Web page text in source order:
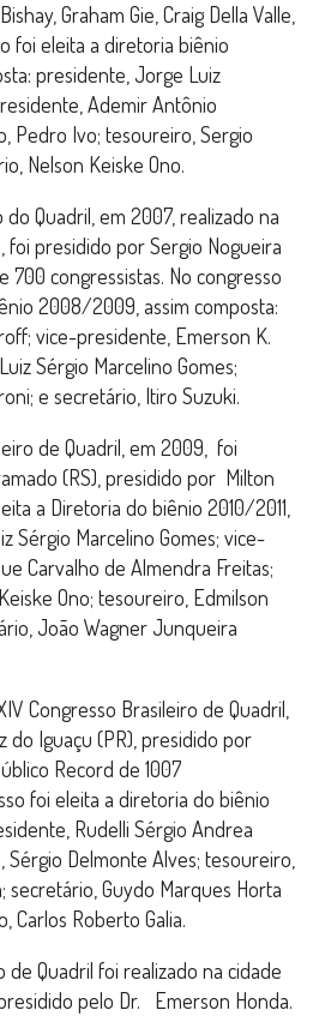
Graham Gie, Craig Della Valle,
foi eleita a diretoria biênio
presidente, Jorge Luiz
Ademir Antônio
Pedro Ivo; tesoureiro, Sergio
Nelson Keiske Ono.
do Quadril, em 2007, realizado na
foi presidido por Sergio Nogueira
700 congressistas. No congresso
2008/2009, assim composta:
vice-presidente, Emerson K.
Sérgio Marcelino Gomes;
e secretário, Itiro Suzuki.
de Quadril, em 2009, foi
(RS), presidido por Milton
a Diretoria do biênio 2010/2011,
Sérgio Marcelino Gomes; vice-
Carvalho de Almendra Freitas;
Ono; tesoureiro, Edmilson
João Wagner Junqueira
Congresso Brasileiro de Quadril,
do Iguaçu (PR), presidido por
Record de 1007
foi eleita a diretoria do biênio
Rudelli Sérgio Andrea
Delmonte Alves; tesoureiro,
secretário, Guydo Marques Horta
Carlos Roberto Galia.
de Quadril foi realizado na cidade
pelo Dr. Emerson Honda.